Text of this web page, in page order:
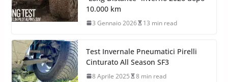
10.000 km
3 Gennaio 2026 13 min read
Test Invernale Pneumatici Pirelli
Cinturato All Season SF3
8 Aprile 2025 8 min read